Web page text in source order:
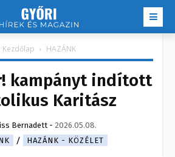
Kezdőlap HAZÁNK
kampányt indított
Karitász
Bernadett - 2026.05.08.
HAZÁNK - KÖZÉLET